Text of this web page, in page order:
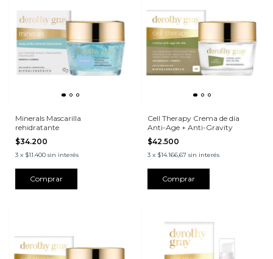
Minerals Mascarilla
rehidratante
$34.200
3 x $11.400 sin interés
Cell Therapy Crema de día
Anti-Age + Anti-Gravity
$42.500
3 x $14.166,67 sin interés